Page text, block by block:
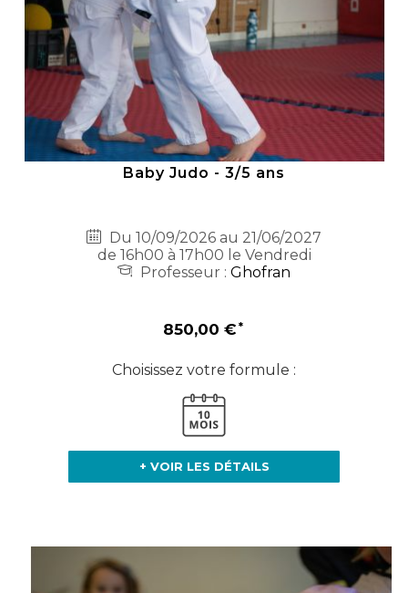
Baby Judo - 3/5 ans
Du 10/09/2026 au 21/06/2027
de 16h00 à 17h00 le Vendredi
Professeur : Ghofran
850,00 €
Choisissez votre formule :
+ VOIR LES DÉTAILS